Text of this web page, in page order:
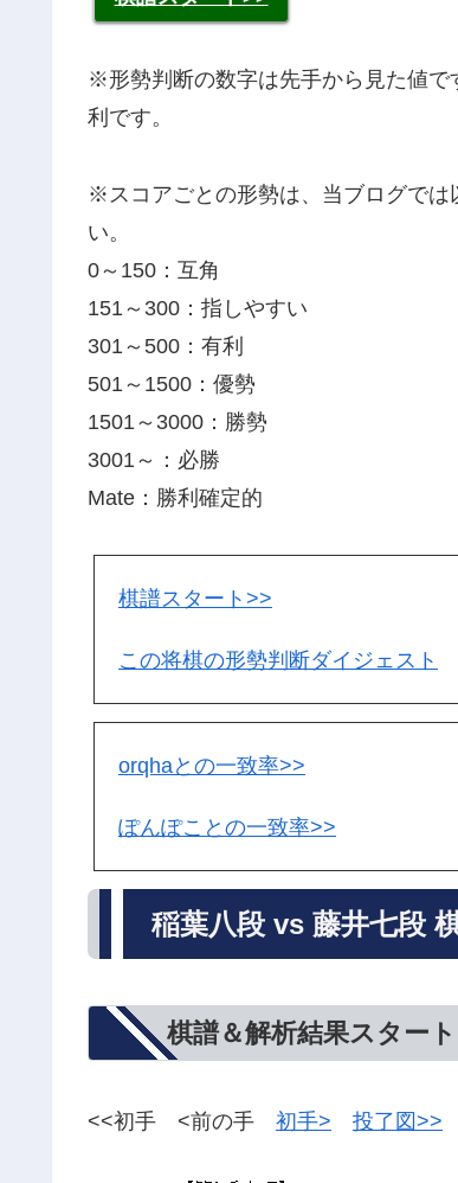
※形勢判断の数字は先手から見た値で
利です。
※スコアごとの形勢は、当ブログでは
い。
0～150：互角
151～300：指しやすい
301～500：有利
501～1500：優勢
1501～3000：勝勢
3001～：必勝
Mate：勝利確定的
棋譜スタート>>
この将棋の形勢判断ダイジェスト
orqhaとの一致率>>
ぽんぽことの一致率>>
稲葉八段 vs 藤井七段
棋譜＆解析結果スタート
<<初手 <前の手 初手> 投了図>>